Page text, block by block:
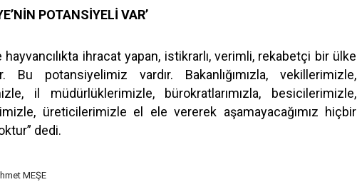
POTANSİYELİ VAR’
hayvancılıkta ihracat yapan, istikrarlı, verimli, rekabetçi bir ülke
Bu potansiyelimiz vardır. Bakanlığımızla, vekillerimizle,
il müdürlüklerimizle, bürokratlarımızla, besicilerimizle,
üreticilerimizle el ele vererek aşamayacağımız hiçbir
dedi.
MEŞE